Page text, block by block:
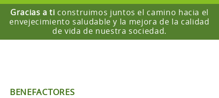
Gracias a ti construimos juntos el camino hacia el
envejecimiento saludable y la mejora de la calidad
de vida de nuestra sociedad.
BENEFACTORES